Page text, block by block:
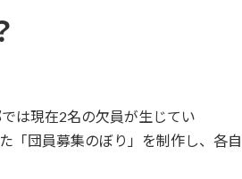
は現在2名の欠員が生じてい
「団員募集のぼり」を制作し、各自